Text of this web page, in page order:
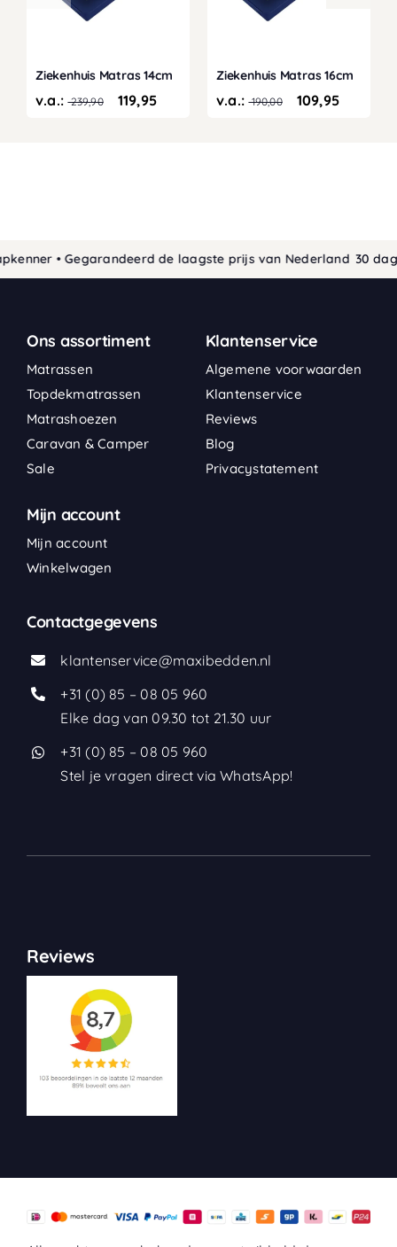
Ziekenhuis Matras 14cm
v.a.:239,90 119,95
Ziekenhuis Matras 16cm
v.a.:190,00 109,95
• Gegarandeerd de laagste prijs van Nederland 30 dagen
Ons assortiment
Matrassen
Topdekmatrassen
Matrashoezen
Caravan & Camper
Sale
Klantenservice
Algemene voorwaarden
Klantenservice
Reviews
Blog
Privacystatement
Mijn account
Mijn account
Winkelwagen
Contactgegevens
klantenservice@maxibedden.nl
+31 (0) 85 – 08 05 960
Elke dag van 09.30 tot 21.30 uur
+31 (0) 85 – 08 05 960
Stel je vragen direct via WhatsApp!
Reviews